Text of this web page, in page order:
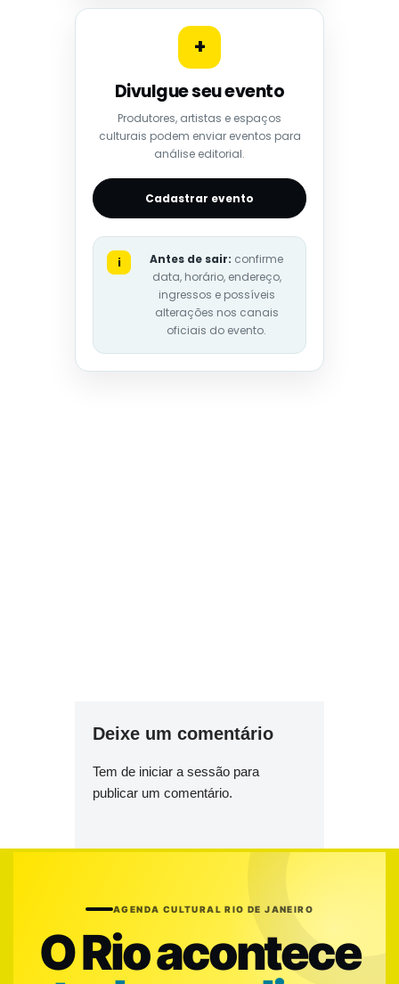
+
Divulgue seu evento
Produtores, artistas e espaços
culturais podem enviar eventos para
análise editorial.
Cadastrar evento
i Antes de sair: confirme
data, horário, endereço,
ingressos e possíveis
alterações nos canais
oficiais do evento.
Deixe um comentário
Tem de iniciar a sessão para
publicar um comentário.
AGENDA CULTURAL RIO DE JANEIRO
O Rio acontece